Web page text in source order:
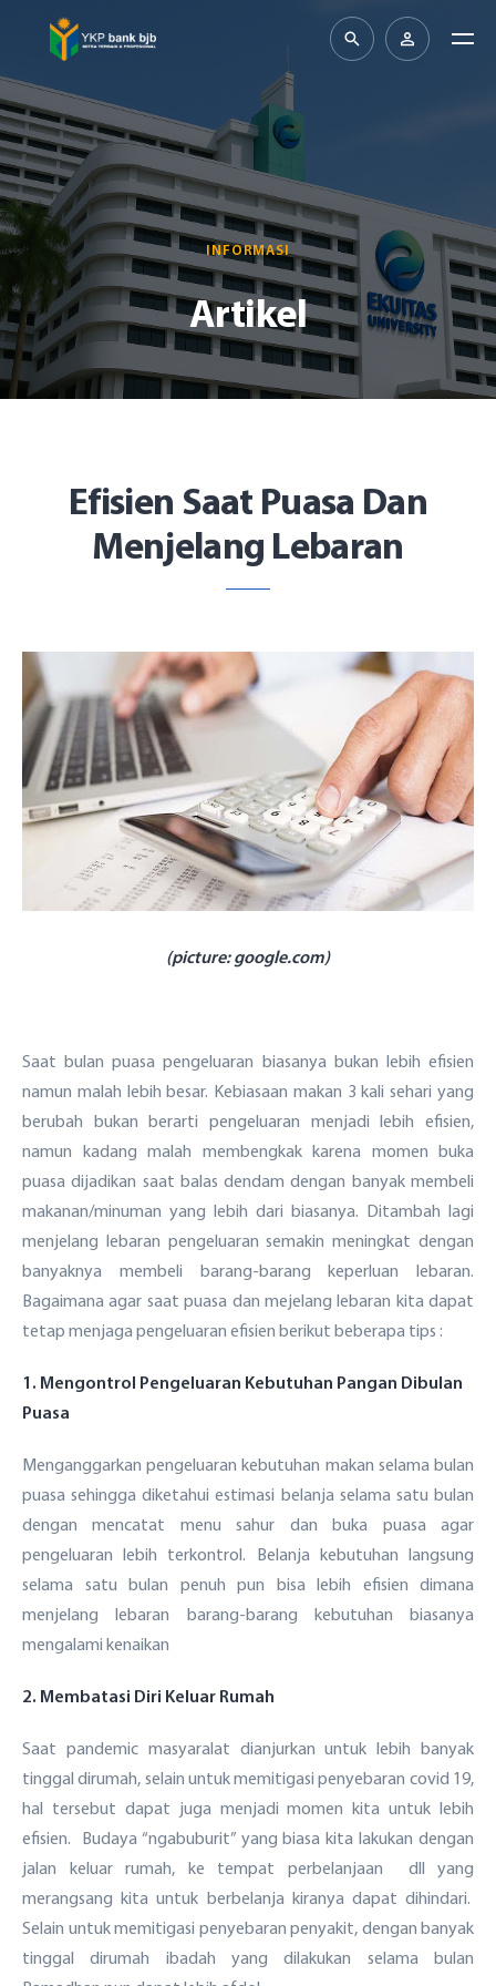
INFORMASI
Artikel
Efisien Saat Puasa Dan
Menjelang Lebaran
(picture: google.com)
Saat bulan puasa pengeluaran biasanya bukan lebih efisien
namun malah lebih besar. Kebiasaan makan 3 kali sehari yang
berubah bukan berarti pengeluaran menjadi lebih efisien,
namun kadang malah membengkak karena momen buka
puasa dijadikan saat balas dendam dengan banyak membeli
makanan/minuman yang lebih dari biasanya. Ditambah lagi
menjelang lebaran pengeluaran semakin meningkat dengan
banyaknya membeli barang-barang keperluan lebaran.
Bagaimana agar saat puasa dan mejelang lebaran kita dapat
tetap menjaga pengeluaran efisien berikut beberapa tips :
1. Mengontrol Pengeluaran Kebutuhan Pangan Dibulan
Puasa
Menganggarkan pengeluaran kebutuhan makan selama bulan
puasa sehingga diketahui estimasi belanja selama satu bulan
dengan mencatat menu sahur dan buka puasa agar
pengeluaran lebih terkontrol. Belanja kebutuhan langsung
selama satu bulan penuh pun bisa lebih efisien dimana
menjelang lebaran barang-barang kebutuhan biasanya
mengalami kenaikan
2. Membatasi Diri Keluar Rumah
Saat pandemic masyaralat dianjurkan untuk lebih banyak
tinggal dirumah, selain untuk memitigasi penyebaran covid 19,
hal tersebut dapat juga menjadi momen kita untuk lebih
efisien. Budaya “ngabuburit” yang biasa kita lakukan dengan
jalan keluar rumah, ke tempat perbelanjaan dll yang
merangsang kita untuk berbelanja kiranya dapat dihindari.
Selain untuk memitigasi penyebaran penyakit, dengan banyak
tinggal dirumah ibadah yang dilakukan selama bulan